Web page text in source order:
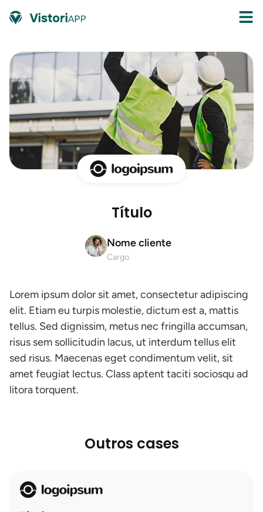
Título
Nome cliente
Cargo
Lorem ipsum dolor sit amet, consectetur adipiscing
elit. Etiam eu turpis molestie, dictum est a, mattis
tellus. Sed dignissim, metus nec fringilla accumsan,
risus sem sollicitudin lacus, ut interdum tellus elit
sed risus. Maecenas eget condimentum velit, sit
amet feugiat lectus. Class aptent taciti sociosqu ad
litora torquent.
Outros cases